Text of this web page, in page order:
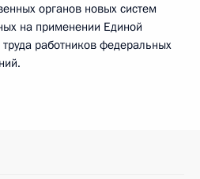
органов новых систем
на применении Единой
работников федеральных